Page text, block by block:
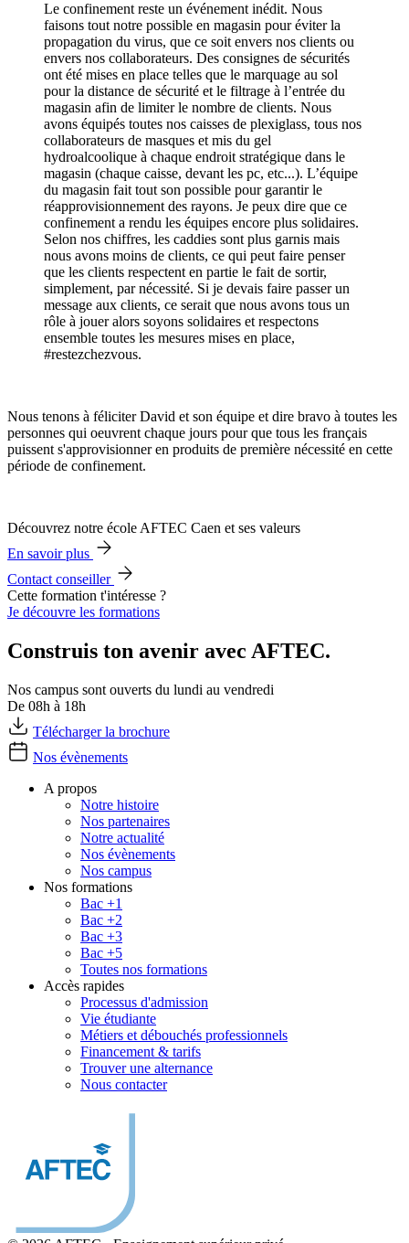
Le confinement reste un événement inédit. Nous
faisons tout notre possible en magasin pour éviter la
propagation du virus, que ce soit envers nos clients ou
envers nos collaborateurs. Des consignes de sécurités
ont été mises en place telles que le marquage au sol
pour la distance de sécurité et le filtrage à l’entrée du
magasin afin de limiter le nombre de clients. Nous
avons équipés toutes nos caisses de plexiglass, tous nos
collaborateurs de masques et mis du gel
hydroalcoolique à chaque endroit stratégique dans le
magasin (chaque caisse, devant les pc, etc...). L’équipe
du magasin fait tout son possible pour garantir le
réapprovisionnement des rayons. Je peux dire que ce
confinement a rendu les équipes encore plus solidaires.
Selon nos chiffres, les caddies sont plus garnis mais
nous avons moins de clients, ce qui peut faire penser
que les clients respectent en partie le fait de sortir,
simplement, par nécessité. Si je devais faire passer un
message aux clients, ce serait que nous avons tous un
rôle à jouer alors soyons solidaires et respectons
ensemble toutes les mesures mises en place,
#restezchezvous.
Nous tenons à féliciter David et son équipe et dire bravo à toutes les
personnes qui oeuvrent chaque jours pour que tous les français
puissent s'approvisionner en produits de première nécessité en cette
période de confinement.
Découvrez notre école AFTEC Caen et ses valeurs
En savoir plus
Contact conseiller
Cette formation t'intéresse ?
Je découvre les formations
Construis ton avenir avec AFTEC.
Nos campus sont ouverts du lundi au vendredi
De 08h à 18h
Télécharger la brochure
Nos évènements
A propos
Notre histoire
Nos partenaires
Notre actualité
Nos évènements
Nos campus
Nos formations
Bac +1
Bac +2
Bac +3
Bac +5
Toutes nos formations
Accès rapides
Processus d'admission
Vie étudiante
Métiers et débouchés professionnels
Financement & tarifs
Trouver une alternance
Nous contacter